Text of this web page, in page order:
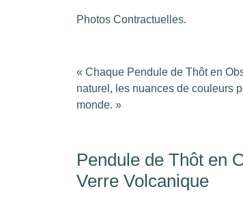
Photos Contractuelles.
« Chaque Pendule de Thôt en
naturel, les nuances de couleurs
monde. »
Pendule de Thôt en
Verre Volcanique